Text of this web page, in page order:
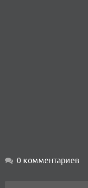
0 комментариев